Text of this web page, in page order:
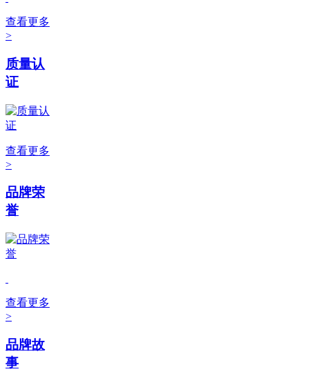
查看更多
>
质量认
证
查看更多
>
品牌荣
誉
查看更多
>
品牌故
事